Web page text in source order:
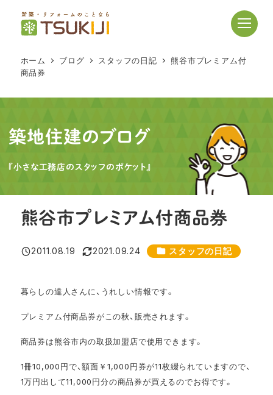
へ
動
ホーム ブログ スタッフの日記
熊谷市プレミアム付
商品券
築地住建のブログ
『小さな工務店のスタッフのポケット』
熊谷市プレミアム付商品券
投稿日
2011.08.19
更新日
2021.09.24 カテゴリー
スタッフの日記
暮らしの達人さんに、うれしい情報です。
プレミアム付商品券がこの秋、販売されます。
商品券は熊谷市内の取扱加盟店で使用できます。
1冊10,000円で、額面￥1,000円券が11枚綴られていますので、
1万円出して11,000円分の商品券が買えるのでお得です。